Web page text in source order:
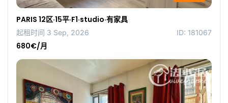
PARIS 12区·15平·F1·studio·有家具
起租时间 3 Sep, 2026 ID: 181067
680€/月